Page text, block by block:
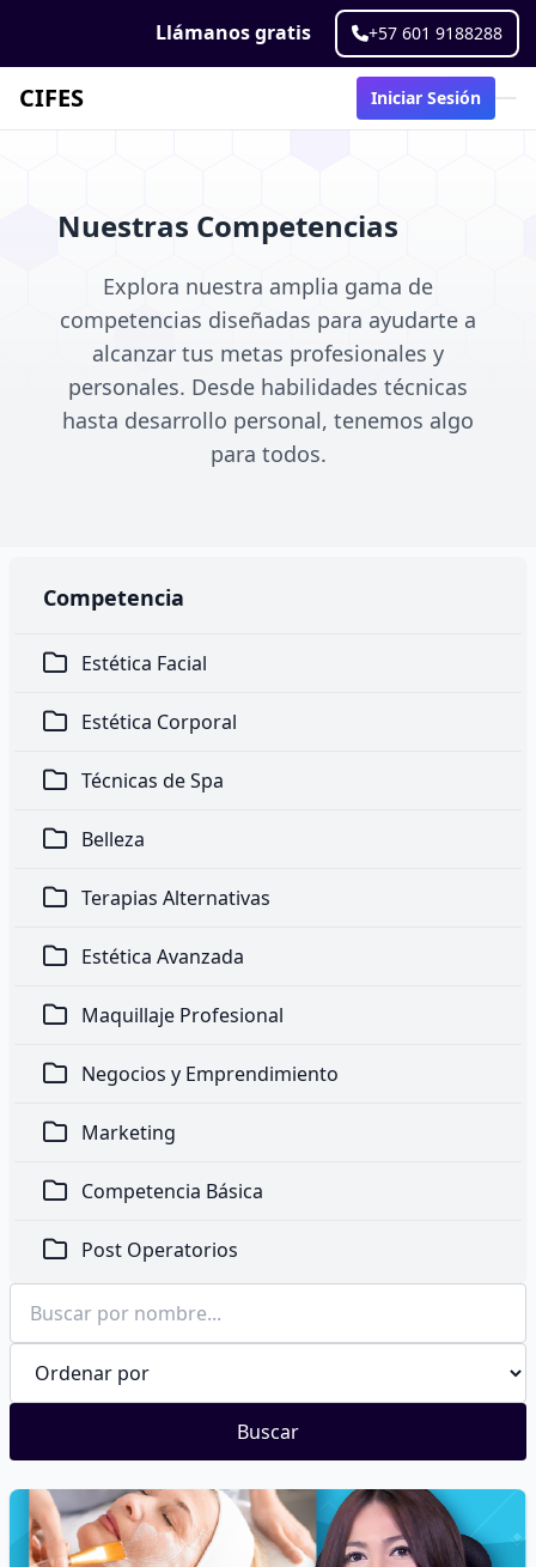
Llámanos gratis +57 601 9188288
CIFES Iniciar Sesión
Nuestras Competencias
Explora nuestra amplia gama de
competencias diseñadas para ayudarte a
alcanzar tus metas profesionales y
personales. Desde habilidades técnicas
hasta desarrollo personal, tenemos algo
para todos.
Competencia
Estética Facial
Estética Corporal
Técnicas de Spa
Belleza
Terapias Alternativas
Estética Avanzada
Maquillaje Profesional
Negocios y Emprendimiento
Marketing
Competencia Básica
Post Operatorios
Buscar